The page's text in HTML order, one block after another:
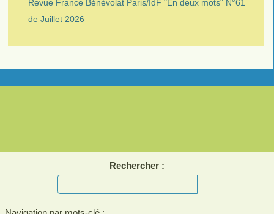
Revue France Bénévolat Paris/IdF "En deux mots" N°61
de Juillet 2026
Rechercher :